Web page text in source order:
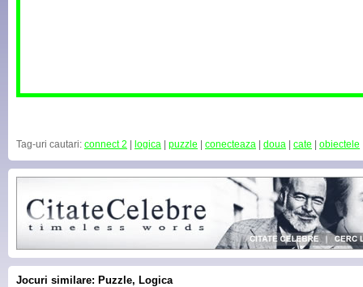
Tag-uri cautari: connect 2 logica puzzle conecteaza doua cate obiectele
Jocuri similare: Puzzle, Logica